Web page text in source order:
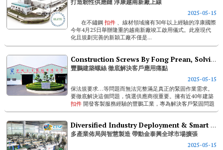
打造韌性供應鏈 淳康越南新廠上線
2025-05-15
在不鏽鋼 扣件 、線材領域擁有30年以上經驗的淳康國際
今年4月25日舉辦隆重的越南新廠竣工啟用儀式。此座現代
化且規劃完善的新穎工廠不僅是...
Construction Screws By Fong Prean, Solving The Real Pain Points In Fastening For Customers
豐鵬建築螺絲 徹底解決客戶應用痛點
2025-05-15
保法規要求…等問題而無法完整滿足真正的緊固作業需求。
要徹底解決這個問題，慎選供應商很重要。擁有近40年建築
扣件開發客製服務經驗的豐鵬工業，專為解決客戶緊固問題
而生。在堅強具經驗的研發團隊努力下，近幾年不斷協助歐
Diversified Industry Deployment & Smart Manufacturing Drive Ctsp’s Global Market Expansion
多產業佈局與智慧製造 帶動金泰興全球市場擴張
2025-05-15